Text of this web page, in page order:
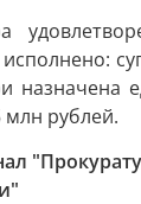
назначена
млн рублей.